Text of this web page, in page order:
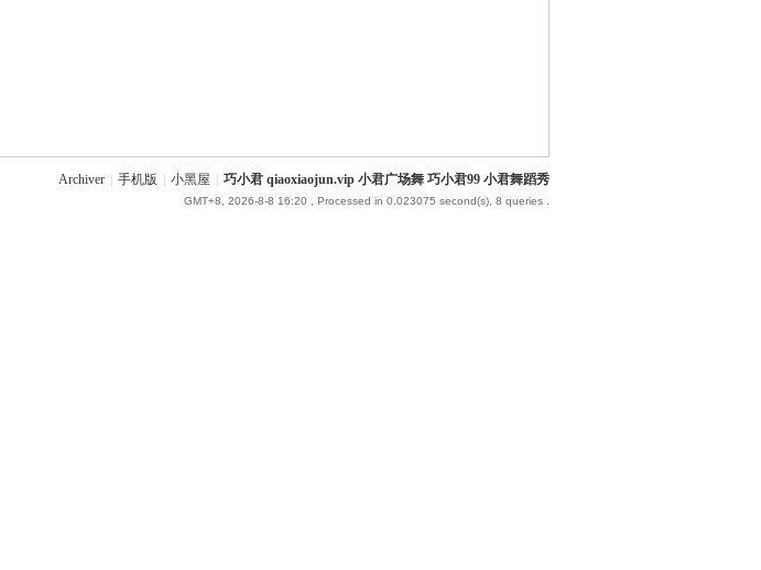
Archiver 手机版 小黑屋 巧小君 qiaoxiaojun.vip 小君广场舞 巧小君99 小君舞蹈秀
GMT+8, 2026-8-8 16:20 , Processed in 0.023075 second(s), 8 queries .